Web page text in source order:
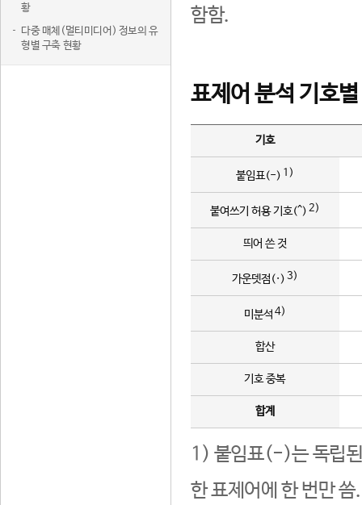
황
다중 매체(멀티미디어) 정보의 유
형별 구축 현황
함함.
표제어 분석 기호
기호
붙임표(-) 1)
붙여쓰기 허용 기호(^) 2)
띄어 쓴 것
가운뎃점(·) 3)
미분석 4)
합산
기호 중복
합계
1) 붙임표(-)는 독립된
한 표제어에 한 번만